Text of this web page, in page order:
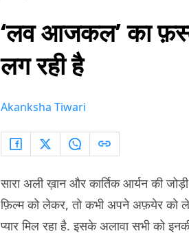
‘लव आजकल’ का
लग रही है
Akanksha Tiwari
सारा अली ख़ान और कार्तिक आर्यन की
फ़िल्म को लेकर, तो कभी अपने अफ़येर को
प्यार मिल रहा है. इसके अलावा सभी को